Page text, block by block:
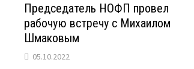
Председатель НОФП провел
рабочую встречу с Михаилом
Шмаковым
05.10.2022